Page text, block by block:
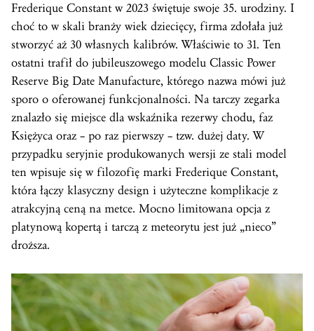
Frederique Constant w 2023 świętuje swoje 35. urodziny. I
choć to w skali branży wiek dziecięcy, firma zdołała już
stworzyć aż 30 własnych kalibrów. Właściwie to 31. Ten
ostatni trafił do jubileuszowego modelu Classic Power
Reserve Big Date Manufacture, którego nazwa mówi już
sporo o oferowanej funkcjonalności. Na tarczy zegarka
znalazło się miejsce dla wskaźnika rezerwy chodu, faz
Księżyca oraz – po raz pierwszy – tzw. dużej daty. W
przypadku seryjnie produkowanych wersji ze stali model
ten wpisuje się w filozofię marki Frederique Constant,
która łączy klasyczny design i użyteczne komplikacje z
atrakcyjną ceną na metce. Mocno limitowana opcja z
platynową kopertą i tarczą z meteorytu jest już „nieco”
droższa.